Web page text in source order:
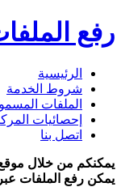
رفع
الرئيسية
شروط الخدمة
الملفات
إحصائيات
اتصل بنا
يمكنكم من خلال
يمكن رفع الملفات